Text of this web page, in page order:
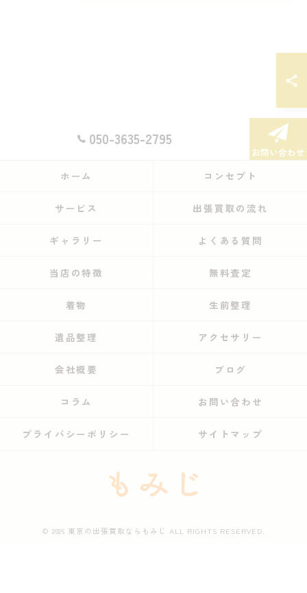
050-3635-2795
お問い合わせ
ホーム コンセプト
サービス 出張買取の流れ
ギャラリー よくある質問
当店の特徴 無料査定
着物 生前整理
遺品整理 アクセサリー
会社概要 ブログ
コラム お問い合わせ
プライバシーポリシー サイトマップ
© 2026 東京の出張買取ならもみじ ALL RIGHTS RESERVED.